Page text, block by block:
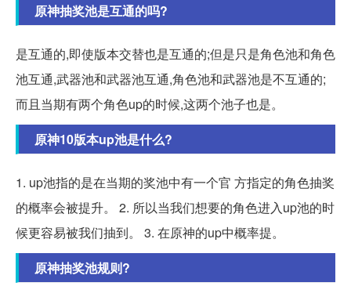
原神抽奖池是互通的吗?
是互通的,即使版本交替也是互通的;但是只是角色池和角色
池互通,武器池和武器池互通,角色池和武器池是不互通的;
而且当期有两个角色up的时候,这两个池子也是。
原神10版本up池是什么?
1. up池指的是在当期的奖池中有一个官 方指定的角色抽奖
的概率会被提升。 2. 所以当我们想要的角色进入up池的时
候更容易被我们抽到。 3. 在原神的up中概率提。
原神抽奖池规则?